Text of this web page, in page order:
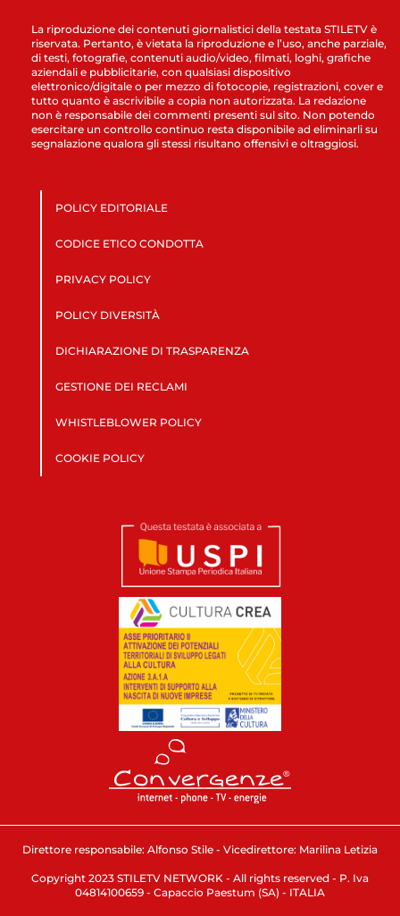
La riproduzione dei contenuti giornalistici della testata STILETV è
riservata. Pertanto, è vietata la riproduzione e l’uso, anche parziale,
di testi, fotografie, contenuti audio/video, filmati, loghi, grafiche
aziendali e pubblicitarie, con qualsiasi dispositivo
elettronico/digitale o per mezzo di fotocopie, registrazioni, cover e
tutto quanto è ascrivibile a copia non autorizzata. La redazione
non è responsabile dei commenti presenti sul sito. Non potendo
esercitare un controllo continuo resta disponibile ad eliminarli su
segnalazione qualora gli stessi risultano offensivi e oltraggiosi.
POLICY EDITORIALE
CODICE ETICO CONDOTTA
PRIVACY POLICY
POLICY DIVERSITÀ
DICHIARAZIONE DI TRASPARENZA
GESTIONE DEI RECLAMI
WHISTLEBLOWER POLICY
COOKIE POLICY
Direttore responsabile: Alfonso Stile - Vicedirettore: Marilina Letizia
Copyright 2023 STILETV NETWORK - All rights reserved - P. Iva
04814100659 - Capaccio Paestum (SA) - ITALIA